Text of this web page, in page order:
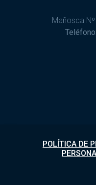
Mañosca
Teléfono:
POLÍTICA DE